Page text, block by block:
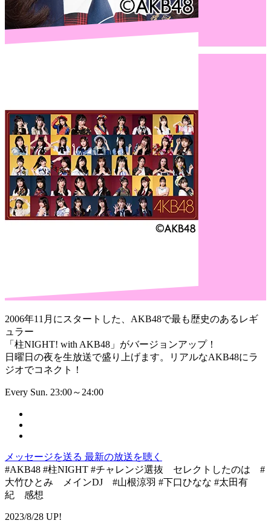
2006年11月にスタートした、AKB48で最も歴史のあるレギ
ュラー
「柱NIGHT! with AKB48」がバージョンアップ！
日曜日の夜を生放送で盛り上げます。リアルなAKB48にラ
ジオでコネクト！
Every Sun. 23:00～24:00
メッセージを送る 最新の放送を聴く
#AKB48 #柱NIGHT #チャレンジ選抜 セレクトしたのは #
大竹ひとみ メインDJ #山根涼羽 #下口ひなな #太田有
紀 感想
2023/8/28 UP!